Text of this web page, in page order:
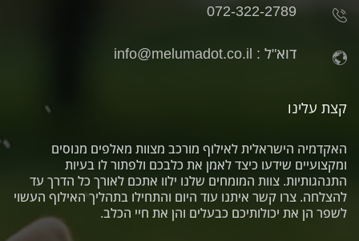
072-322-2789
דוא"ל : info@melumadot.co.il
קצת עלינו
האקדמיה הישראלית לאילוף מורכב מצוות מאלפים מנוסים
ומקצועיים שידעו כיצד לאמן את כלבכם ולפתור לו בעיות
התנהגותיות. צוות המומחים שלנו ילוו אתכם לאורך כל הדרך עד
להצלחה. צרו קשר איתנו עוד היום והתחילו בתהליך האילוף העשוי
לשפר הן את יכולותיכם כבעלים והן את חיי הכלב.